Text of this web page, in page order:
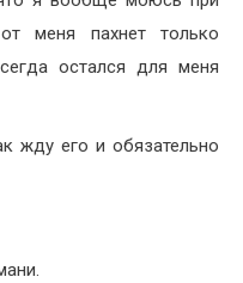
меня пахнет только
остался для меня
жду его и обязательно